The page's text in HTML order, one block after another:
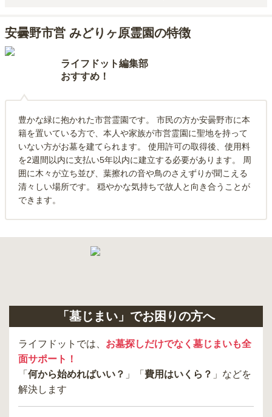
安曇野市営 みどりヶ原霊園の特徴
ライフドット編集部
おすすめ！
豊かな緑に抱かれた市営霊園です。 市民の方か安曇野市に本
籍を置いている方で、本人や家族が市営霊園に聖地を持って
いない方がお墓を建てられます。 使用許可の取得後、使用料
を2週間以内に支払い5年以内に建立する必要があります。 周
囲に木々が立ち並び、葉擦れの音や鳥のさえずりが聞こえる
清々しい場所です。 穏やかな気持ちで故人と向き合うことが
できます。
「墓じまい」でお困りの方へ
ライフドットでは、 お墓探しだけでなく墓じまいも全
面サポート！
「 何から始めればいい？ 」「 費用はいくら？ 」などを
解決します